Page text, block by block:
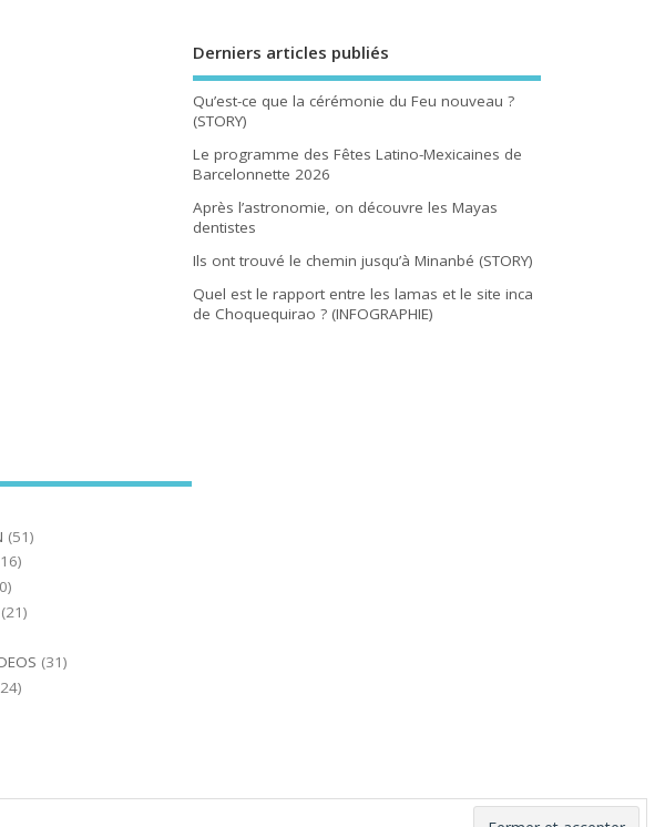
Derniers articles publiés
Qu’est-ce que la cérémonie du Feu nouveau ?
(STORY)
Le programme des Fêtes Latino-Mexicaines de
Barcelonnette 2026
Après l’astronomie, on découvre les Mayas
dentistes
Ils ont trouvé le chemin jusqu’à Minanbé (STORY)
Quel est le rapport entre les lamas et le site inca
de Choquequirao ? (INFOGRAPHIE)
(51)
(31)